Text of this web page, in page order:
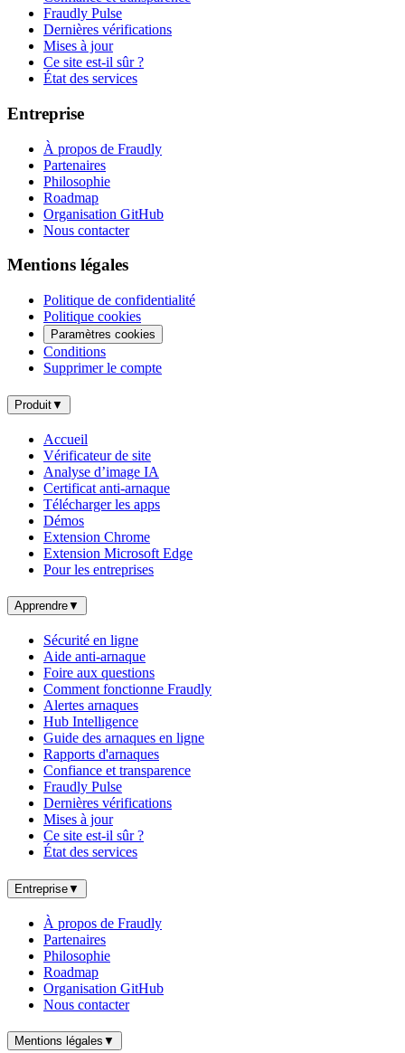
Fraudly Pulse
Dernières vérifications
Mises à jour
Ce site est-il sûr ?
État des services
Entreprise
À propos de Fraudly
Partenaires
Philosophie
Roadmap
Organisation GitHub
Nous contacter
Mentions légales
Politique de confidentialité
Politique cookies
Paramètres cookies
Conditions
Supprimer le compte
Produit▼
Accueil
Vérificateur de site
Analyse d’image IA
Certificat anti-arnaque
Télécharger les apps
Démos
Extension Chrome
Extension Microsoft Edge
Pour les entreprises
Apprendre▼
Sécurité en ligne
Aide anti-arnaque
Foire aux questions
Comment fonctionne Fraudly
Alertes arnaques
Hub Intelligence
Guide des arnaques en ligne
Rapports d'arnaques
Confiance et transparence
Fraudly Pulse
Dernières vérifications
Mises à jour
Ce site est-il sûr ?
État des services
Entreprise▼
À propos de Fraudly
Partenaires
Philosophie
Roadmap
Organisation GitHub
Nous contacter
Mentions légales ▼